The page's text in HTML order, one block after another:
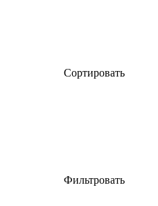
Сортировать
Фильтровать